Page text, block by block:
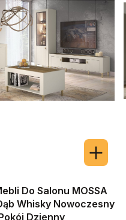
Do Salonu MOSSA
Whisky Nowoczesny
Dzienny